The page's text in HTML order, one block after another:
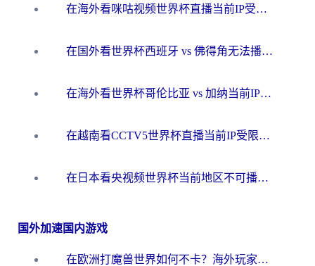
在海外看咪咕视频世界杯直播当前IP受限制？这篇指南帮你搞定所有体育赛事观看难题
在国外看世界杯西班牙 vs 佛得角无法播放？这篇指南帮你解锁所有中文体育直播
在海外看世界杯哥伦比亚 vs 加纳当前IP受限制？这篇指南帮你流畅看中文解说赛事
在越南看CCTV5世界杯直播当前IP受限制？海外党体育观赛终极指南来了
在日本看央视频世界杯当前地区不可播放？海外党体育观赛终极指南
国外加速国内游戏
在欧洲打魔兽世界如何不卡？海外玩家的国服游戏加速终极攻略